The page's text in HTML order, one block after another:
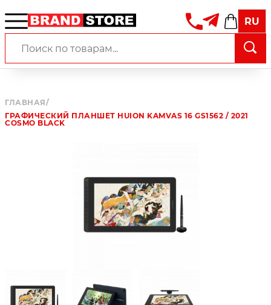
RU
ГЛАВНАЯ/
ГРАФИЧЕСКИЙ ПЛАНШЕТ HUION KAMVAS 16 GS1562 / 2021
COSMO BLACK